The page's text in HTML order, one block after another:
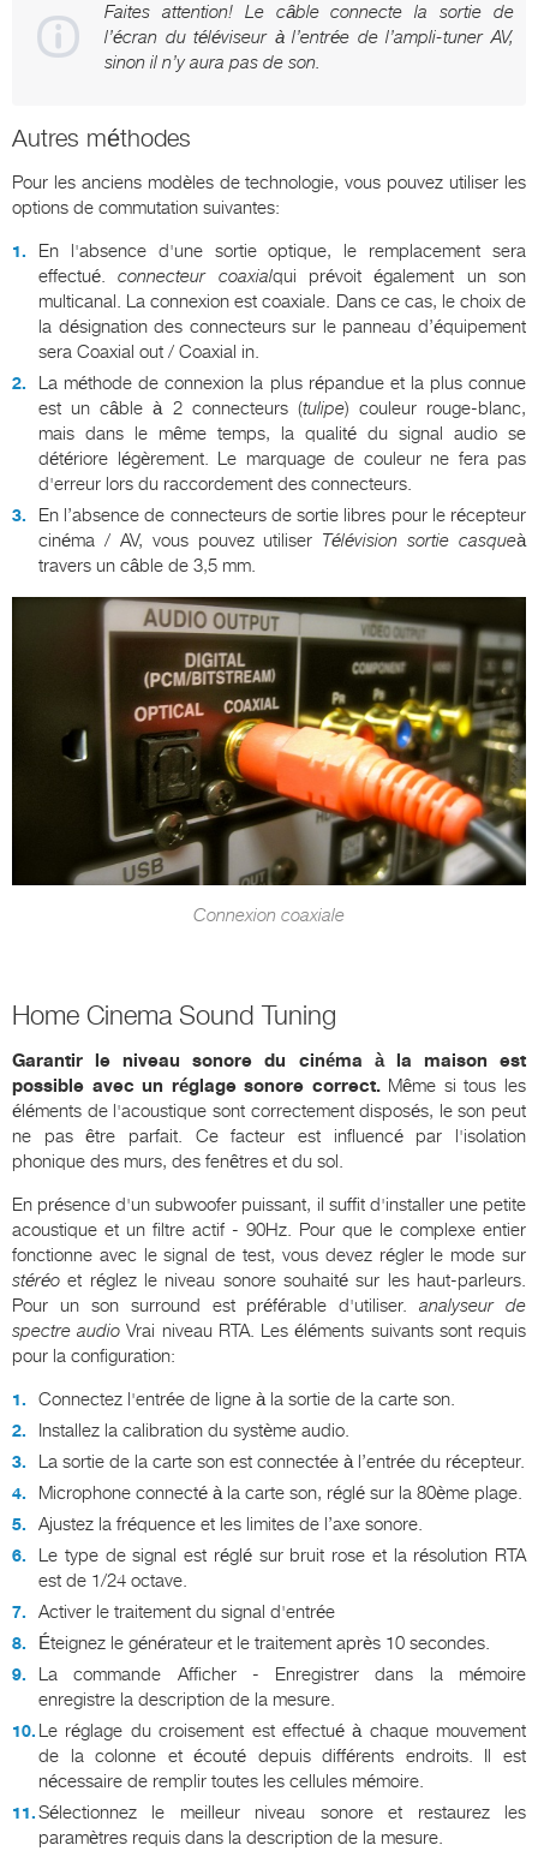
Faites attention! Le câble connecte la sortie de
l’écran du téléviseur à l’entrée de l’ampli-tuner AV,
sinon il n’y aura pas de son.
Autres méthodes
Pour les anciens modèles de technologie, vous pouvez utiliser les
options de commutation suivantes:
En l'absence d'une sortie optique, le remplacement sera
effectué.connecteur coaxialqui prévoit également un son
multicanal. La connexion est coaxiale. Dans ce cas, le choix de
la désignation des connecteurs sur le panneau d’équipement
sera Coaxial out / Coaxial in.
La méthode de connexion la plus répandue et la plus connue
est un câble à 2 connecteurs (tulipe) couleur rouge-blanc,
mais dans le même temps, la qualité du signal audio se
détériore légèrement. Le marquage de couleur ne fera pas
d'erreur lors du raccordement des connecteurs.
En l’absence de connecteurs de sortie libres pour le récepteur
cinéma / AV, vous pouvez utiliser Télévision sortie casqueà
travers un câble de 3,5 mm.
Connexion coaxiale
Home Cinema Sound Tuning
Garantir le niveau sonore du cinéma à la maison est
possible avec un réglage sonore correct. Même si tous les
éléments de l'acoustique sont correctement disposés, le son peut
ne pas être parfait. Ce facteur est influencé par l'isolation
phonique des murs, des fenêtres et du sol.
En présence d'un subwoofer puissant, il suffit d'installer une petite
acoustique et un filtre actif - 90Hz. Pour que le complexe entier
fonctionne avec le signal de test, vous devez régler le mode sur
stéréo et réglez le niveau sonore souhaité sur les haut-parleurs.
Pour un son surround est préférable d'utiliser.analyseur de
spectre audio Vrai niveau RTA. Les éléments suivants sont requis
pour la configuration:
Connectez l'entrée de ligne à la sortie de la carte son.
Installez la calibration du système audio.
La sortie de la carte son est connectée à l’entrée du récepteur.
Microphone connecté à la carte son, réglé sur la 80ème plage.
Ajustez la fréquence et les limites de l’axe sonore.
Le type de signal est réglé sur bruit rose et la résolution RTA
est de 1/24 octave.
Activer le traitement du signal d'entrée
Éteignez le générateur et le traitement après 10 secondes.
La commande Afficher - Enregistrer dans la mémoire
enregistre la description de la mesure.
Le réglage du croisement est effectué à chaque mouvement
de la colonne et écouté depuis différents endroits. Il est
nécessaire de remplir toutes les cellules mémoire.
Sélectionnez le meilleur niveau sonore et restaurez les
paramètres requis dans la description de la mesure.